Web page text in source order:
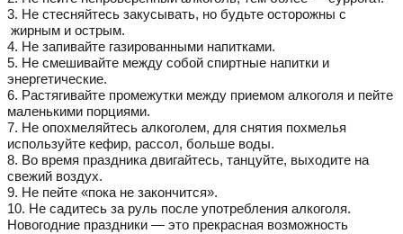
3. Не стесняйтесь закусывать, но будьте осторожны с
жирным и острым.
4. Не запивайте газированными напитками.
5. Не смешивайте между собой спиртные напитки и
энергетические.
6. Растягивайте промежутки между приемом алкоголя и пейте
маленькими порциями.
7. Не опохмеляйтесь алкоголем, для снятия похмелья
используйте кефир, рассол, больше воды.
8. Во время праздника двигайтесь, танцуйте, выходите на
свежий воздух.
9. Не пейте «пока не закончится».
10. Не садитесь за руль после употребления алкоголя.
Новогодние праздники — это прекрасная возможность